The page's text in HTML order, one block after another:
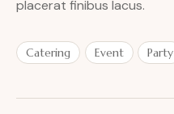
placerat finibus lacus.
Catering Event Party